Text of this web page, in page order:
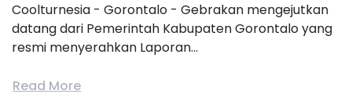
Coolturnesia - Gorontalo - Gebrakan mengejutkan
datang dari Pemerintah Kabupaten Gorontalo yang
resmi menyerahkan Laporan...
Read More